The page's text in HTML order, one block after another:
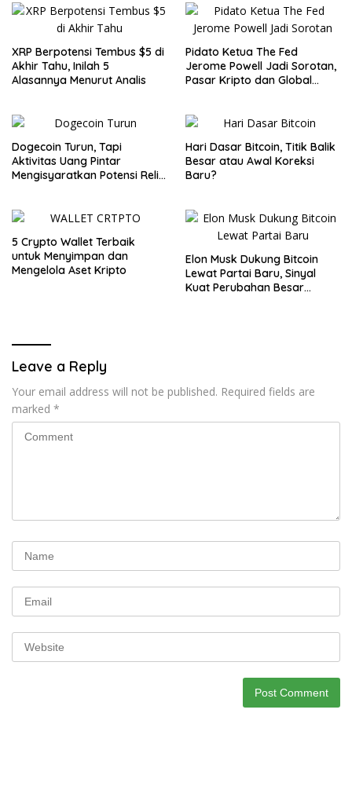
XRP Berpotensi Tembus $5 di
Akhir Tahu, Inilah 5
Alasannya Menurut Analis
Pidato Ketua The Fed
Jerome Powell Jadi Sorotan,
Pasar Kripto dan Global
Dogecoin Turun, Tapi
Aktivitas Uang Pintar
Mengisyaratkan Potensi Reli
Hari Dasar Bitcoin, Titik Balik
Besar atau Awal Koreksi
Baru?
5 Crypto Wallet Terbaik
untuk Menyimpan dan
Mengelola Aset Kripto
Elon Musk Dukung Bitcoin
Lewat Partai Baru, Sinyal
Kuat Perubahan Besar
Leave a Reply
Your email address will not be published. Required fields are
marked *